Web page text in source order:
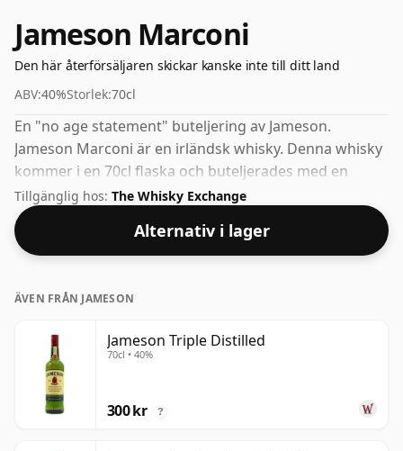
Jameson Marconi
Den här återförsäljaren skickar kanske inte till ditt land
ABV:40%Storlek:70cl
En "no age statement" buteljering av Jameson.
Jameson Marconi är en irländsk whisky. Denna whisky
kommer i en 70cl flaska och buteljerades med en
styrka på 40%.
Tillgänglig hos: The Whisky Exchange
Alternativ i lager
ÄVEN FRÅN JAMESON
Jameson Triple Distilled
70cl • 40%
300 kr ?